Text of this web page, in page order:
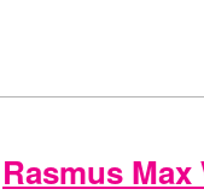
Rasmus